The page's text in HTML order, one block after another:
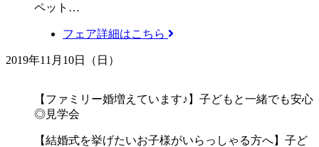
ペット…
フェア詳細はこちら
2019年11月10日（日）
【ファミリー婚増えています♪】子どもと一緒でも安心
◎見学会
【結婚式を挙げたいお子様がいらっしゃる方へ】子ど